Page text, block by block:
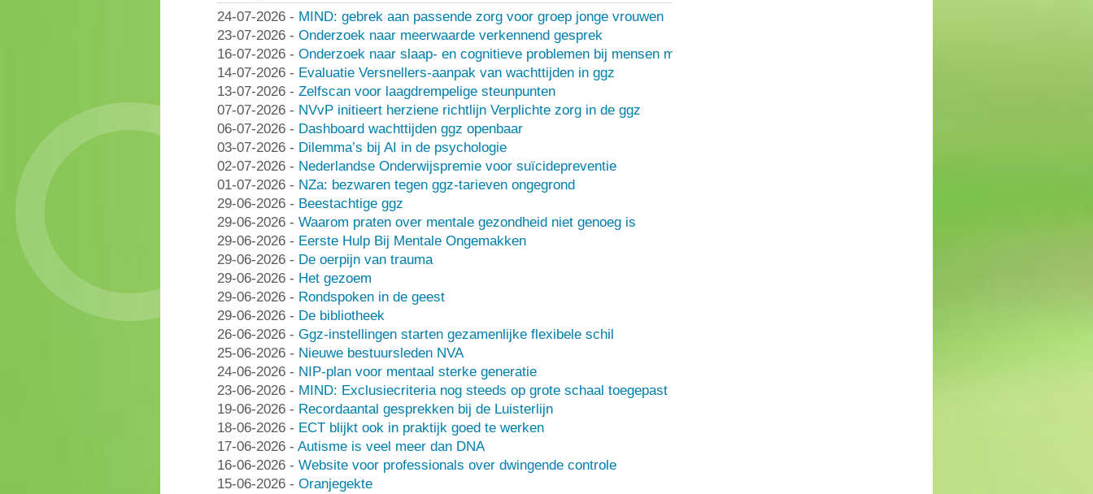
24-07-2026 - MIND: gebrek aan passende zorg voor groep jonge vrouwen
23-07-2026 - Onderzoek naar meerwaarde verkennend gesprek
16-07-2026 - Onderzoek naar slaap- en cognitieve problemen bij mensen met een depressie
14-07-2026 - Evaluatie Versnellers-aanpak van wachttijden in ggz
13-07-2026 - Zelfscan voor laagdrempelige steunpunten
07-07-2026 - NVvP initieert herziene richtlijn Verplichte zorg in de ggz
06-07-2026 - Dashboard wachttijden ggz openbaar
03-07-2026 - Dilemma’s bij AI in de psychologie
02-07-2026 - Nederlandse Onderwijspremie voor suïcidepreventie
01-07-2026 - NZa: bezwaren tegen ggz-tarieven ongegrond
29-06-2026 - Beestachtige ggz
29-06-2026 - Waarom praten over mentale gezondheid niet genoeg is
29-06-2026 - Eerste Hulp Bij Mentale Ongemakken
29-06-2026 - De oerpijn van trauma
29-06-2026 - Het gezoem
29-06-2026 - Rondspoken in de geest
29-06-2026 - De bibliotheek
26-06-2026 - Ggz-instellingen starten gezamenlijke flexibele schil
25-06-2026 - Nieuwe bestuursleden NVA
24-06-2026 - NIP-plan voor mentaal sterke generatie
23-06-2026 - MIND: Exclusiecriteria nog steeds op grote schaal toegepast
19-06-2026 - Recordaantal gesprekken bij de Luisterlijn
18-06-2026 - ECT blijkt ook in praktijk goed te werken
17-06-2026 - Autisme is veel meer dan DNA
16-06-2026 - Website voor professionals over dwingende controle
15-06-2026 - Oranjegekte